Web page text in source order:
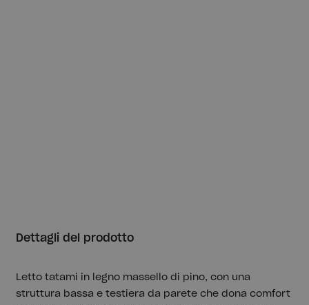
Dettagli del prodotto
Letto tatami in legno massello di pino, con una
struttura bassa e testiera da parete che dona comfort